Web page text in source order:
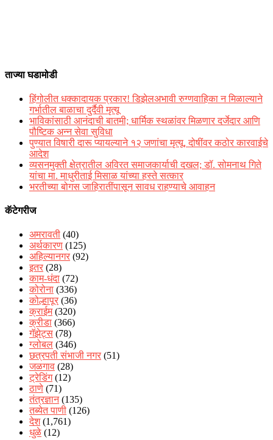
ताज्या घडामोडी
हिंगोलीत धक्कादायक प्रकार! डिझेलअभावी रुग्णवाहिका न मिळाल्याने
गर्भातील बाळाचा दुर्दैवी मृत्यू
भाविकांसाठी आनंदाची बातमी; धार्मिक स्थळांवर मिळणार दर्जेदार आणि
पौष्टिक अन्न सेवा सुविधा
पुण्यात विषारी दारू प्यायल्याने १२ जणांचा मृत्यू, दोषींवर कठोर कारवाईचे
आदेश
व्यसनमुक्ती क्षेत्रातील अविरत समाजकार्याची दखल; डॉ. सोमनाथ गिते
यांचा मा. माधुरीताई मिसाळ यांच्या हस्ते सत्कार
भरतीच्या बोगस जाहिरातींपासून सावध राहण्याचे आवाहन
कॅटेगरीज
अमरावती (40)
अर्थकारण (125)
अहिल्यानगर (92)
इतर (28)
काम-धंदा (72)
कोरोना (336)
कोल्हापूर (36)
क्राईम(320)
क्रीडा (366)
गॅझेट्स (78)
ग्लोबल (346)
छत्रपती संभाजी नगर (51)
जळगाव (28)
ट्रेडिंग(12)
ठाणे (71)
तंत्रज्ञान(135)
तब्येत पाणी (126)
देश(1,761)
धुळे (12)